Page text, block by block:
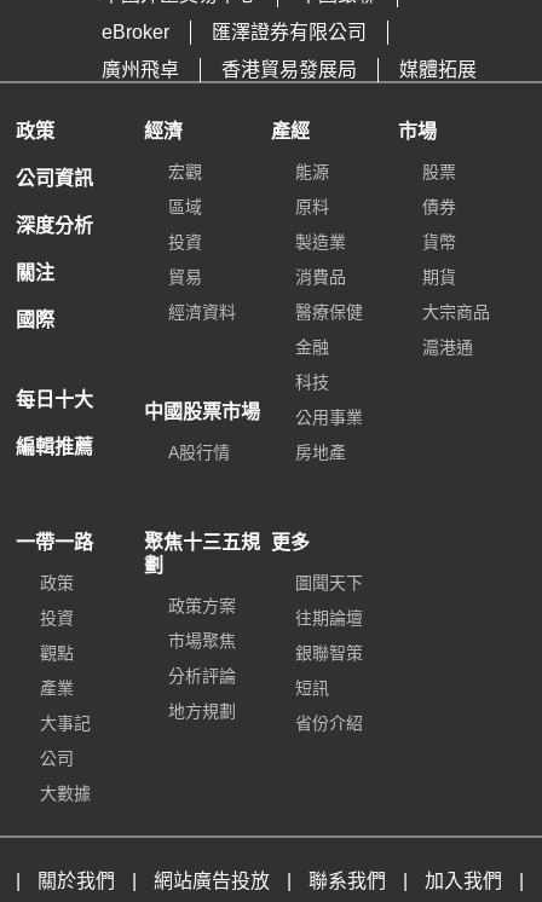
eBroker
匯澤證券有限公司
廣州飛卓
香港貿易發展局 媒體拓展
政策
公司資訊
深度分析
關注
國際
每日十大
編輯推薦
經濟
宏觀
區域
投資
貿易
經濟資料
中國股票市場
A股行情
產經
能源
原料
製造業
消費品
醫療保健
金融
科技
公用事業
房地產
市場
股票
債券
貨幣
期貨
大宗商品
滬港通
一帶一路
政策
投資
觀點
產業
大事記
公司
大數據
聚焦十三五規
劃
政策方案
市場聚焦
分析評論
地方規劃
更多
圖聞天下
往期論壇
銀聯智策
短訊
省份介紹
關於我們 網站廣告投放 聯系我們 加入我們